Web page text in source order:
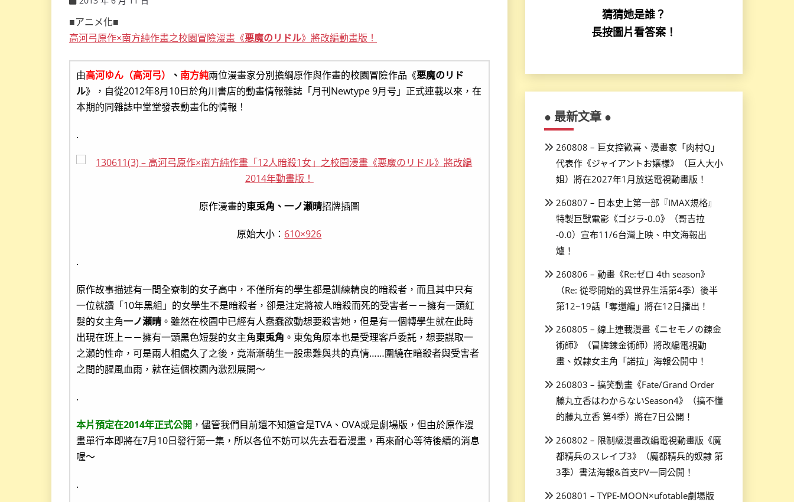
■アニメ化■
高河弓原作×南方純作畫之校園冒險漫畫《悪魔のリドル》將改編動畫版！
由高河ゆん（高河弓） 、 南方純兩位漫畫家分別擔綱原作與作畫的校園冒險作品《悪魔のリド
ル》，自從2012年8月10日於角川書店的動畫情報雜誌「月刊Newtype 9月号」正式連載以來，在
本期的同雜誌中堂堂發表動畫化的情報！
.
原作漫畫的東兎角、一ノ瀬晴招牌插圖
原始大小： 610×926
.
原作故事描述有一間全寮制的女子高中，不僅所有的學生都是訓練精良的暗殺者，而且其中只有
一位就讀「10年黑組」的女學生不是暗殺者，卻是注定將被人暗殺而死的受害者－－擁有一頭紅
髮的女主角一ノ瀬晴 。雖然在校園中已經有人蠢蠢欲動想要殺害她，但是有一個轉學生就在此時
出現在班上－－擁有一頭黑色短髮的女主角東兎角 。東兔角原本也是受理客戶委託，想要謀取一
之瀨的性命，可是兩人相處久了之後，竟漸漸萌生一股患難與共的真情……圍繞在暗殺者與受害者
之間的腥風血雨，就在這個校園內激烈展開～
.
本片預定在2014年正式公開 ，儘管我們目前還不知道會是TVA、OVA或是劇場版，但由於原作漫
畫單行本即將在7月10日發行第一集，所以各位不妨可以先去看看漫畫，再來耐心等待後續的消息
喔～
.
猜猜她是誰？
長按圖片看答案！
● 最新文章 ●
260808 – 巨女控歡喜、漫畫家「肉村Q」
代表作《ジャイアントお嬢様》（巨人大小
姐）將在2027年1月放送電視動畫版！
260807 – 日本史上第一部『IMAX規格』
特製巨獸電影《ゴジラ-0.0》（哥吉拉
-0.0）宣布11/6台灣上映、中文海報出
爐！
260806 – 動畫《Re:ゼロ 4th season》
（Re: 從零開始的異世界生活第4季）後半
第12~19話「奪還編」將在12日播出！
260805 – 線上連載漫畫《ニセモノの錬金
術師》（冒牌鍊金術師）將改編電視動
畫、奴隸女主角「諾拉」海報公開中！
260803 – 搞笑動畫《Fate/Grand Order
藤丸立香はわからないSeason4》（搞不懂
的藤丸立香 第4季）將在7日公開！
260802 – 限制級漫畫改編電視動畫版《魔
都精兵のスレイブ3》（魔都精兵的奴隸 第
3季）書法海報&首支PV一同公開！
260801 – TYPE-MOON×ufotable劇場版